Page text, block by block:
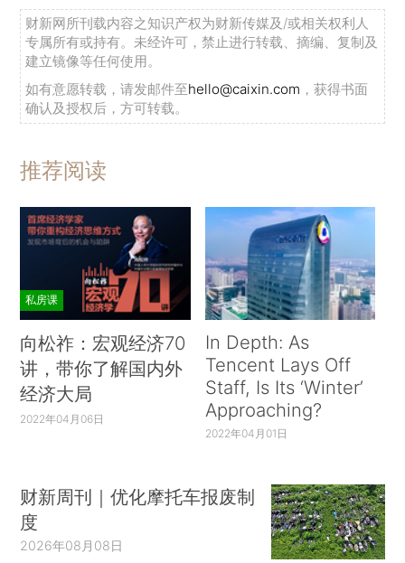
财新网所刊载内容之知识产权为财新传媒及/或相关权利人
专属所有或持有。未经许可，禁止进行转载、摘编、复制及
建立镜像等任何使用。
如有意愿转载，请发邮件至hello@caixin.com ，获得书面
确认及授权后，方可转载。
推荐阅读
私房课
向松祚：宏观经济70
讲，带你了解国内外
经济大局
2022年04月06日
In Depth: As
Tencent Lays Off
Staff, Is Its ‘Winter’
Approaching?
2022年04月01日
财新周刊｜优化摩托车报废制
度
2026年08月08日